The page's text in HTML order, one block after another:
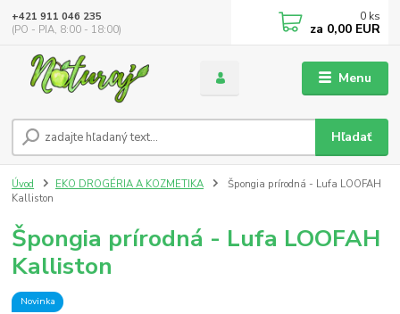
Menu
Hľadať
+421 911 046 235
(PO - PIA, 8:00 - 18:00)
0 ks
za 0,00 EUR
Úvod EKO DROGÉRIA A KOZMETIKA
Špongia prírodná - Lufa LOOFAH
Kalliston
Špongia prírodná - Lufa LOOFAH
Kalliston
Novinka